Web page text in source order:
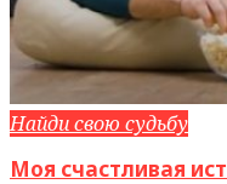
Найди свою судьбу
Моя счастливая